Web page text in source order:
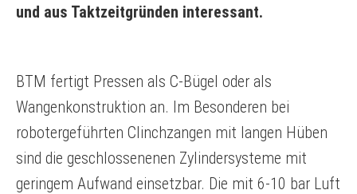
und aus Taktzeitgründen interessant.
BTM fertigt Pressen als C-Bügel oder als
Wangenkonstruktion an. Im Besonderen bei
robotergeführten Clinchzangen mit langen Hüben
sind die geschlossenenen Zylindersysteme mit
geringem Aufwand einsetzbar. Die mit 6-10 bar Luft